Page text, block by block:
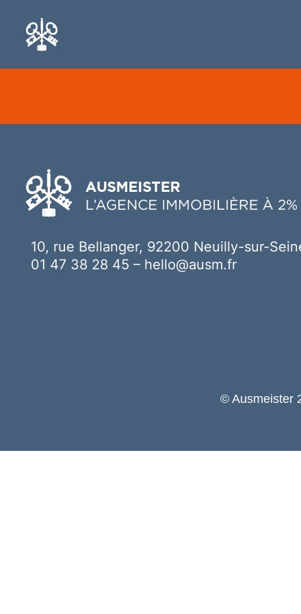
10, rue Bellanger, 92200 Neuilly-sur-
01 47 38 28 45 – hello@ausm.fr
© Ausmeister